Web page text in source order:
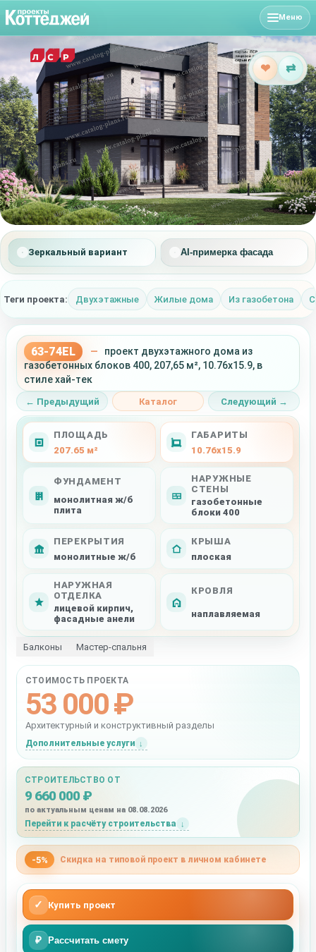
Меню
Зеркальный вариант AI-примерка фасада
Теги проекта: Двухэтажные Жилые дома Из газобетона
❤ ⇄
63-74EL —
проект двухэтажного дома из
газобетонных блоков 400, 207,65 м², 10.76x15.9, в
стиле хай-тек
← Предыдущий Каталог Следующий →
ПЛОЩАДЬ
207.65 м²
ГАБАРИТЫ
10.76x15.9
ФУНДАМЕНТ
монолитная ж/б
плита
НАРУЖНЫЕ
СТЕНЫ
газобетонные
блоки 400
ПЕРЕКРЫТИЯ
монолитные ж/б
КРЫША
плоская
НАРУЖНАЯ
ОТДЕЛКА
лицевой кирпич,
фасадные анели
КРОВЛЯ
наплавляемая
Балконы Мастер-спальня
СТОИМОСТЬ ПРОЕКТА
53 000 ₽
Архитектурный и конструктивный разделы
Дополнительные услуги
СТРОИТЕЛЬСТВО ОТ
9 660 000 ₽
по актуальным ценам на 08.08.2026
Перейти к расчёту строительства
-5% Скидка на типовой проект в личном кабинете
✓ Купить проект
₽ Рассчитать смету